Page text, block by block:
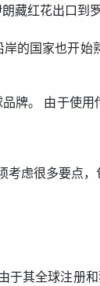
藏红花出口
的国家也开
牌。 由于使
虑很多要点，
其全球注册